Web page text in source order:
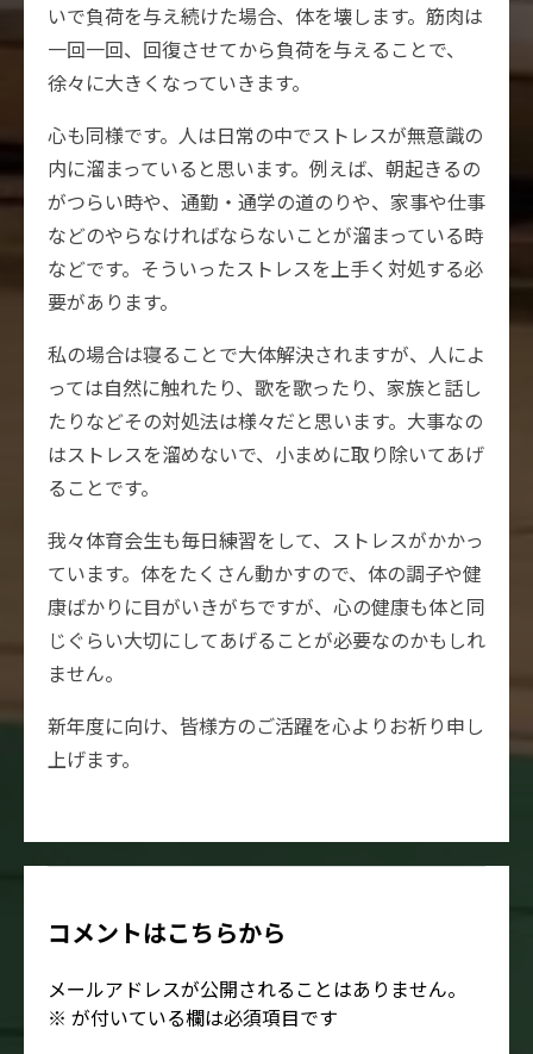
いで負荷を与え続けた場合、体を壊します。筋肉は
一回一回、回復させてから負荷を与えることで、
徐々に大きくなっていきます。
心も同様です。人は日常の中でストレスが無意識の
内に溜まっていると思います。例えば、朝起きるの
がつらい時や、通勤・通学の道のりや、家事や仕事
などのやらなければならないことが溜まっている時
などです。そういったストレスを上手く対処する必
要があります。
私の場合は寝ることで大体解決されますが、人によ
っては自然に触れたり、歌を歌ったり、家族と話し
たりなどその対処法は様々だと思います。大事なの
はストレスを溜めないで、小まめに取り除いてあげ
ることです。
我々体育会生も毎日練習をして、ストレスがかかっ
ています。体をたくさん動かすので、体の調子や健
康ばかりに目がいきがちですが、心の健康も体と同
じぐらい大切にしてあげることが必要なのかもしれ
ません。
新年度に向け、皆様方のご活躍を心よりお祈り申し
上げます。
コメントはこちらから
メールアドレスが公開されることはありません。
※ が付いている欄は必須項目です